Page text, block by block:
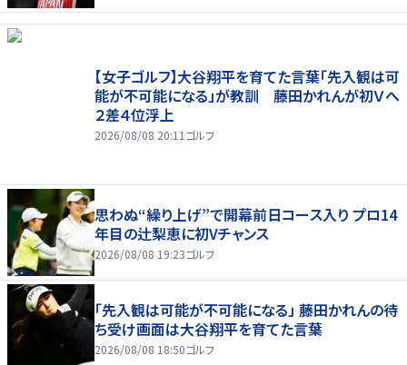
【女子ゴルフ】大谷翔平を育てた言葉「先入観は可
能が不可能になる」が教訓 藤田かれんが初Ｖへ
２差４位浮上
2026/08/08 20:11 ゴルフ
思わぬ“繰り上げ”で開幕前日コース入り プロ14
年目の辻梨恵に初Vチャンス
2026/08/08 19:23ゴルフ
「先入観は可能が不可能になる」 藤田かれんの待
ち受け画面は大谷翔平を育てた言葉
2026/08/08 18:50ゴルフ